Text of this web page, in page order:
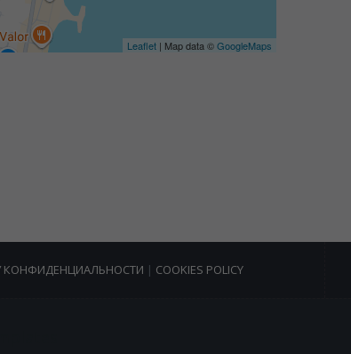
Leaflet| Map data ©GoogleMaps
КОНФИДЕНЦИАЛЬНОСТИ | COOKIES POLICY